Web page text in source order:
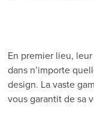
En premier lieu,
dans n’importe
design. La vaste
vous garantit de sa